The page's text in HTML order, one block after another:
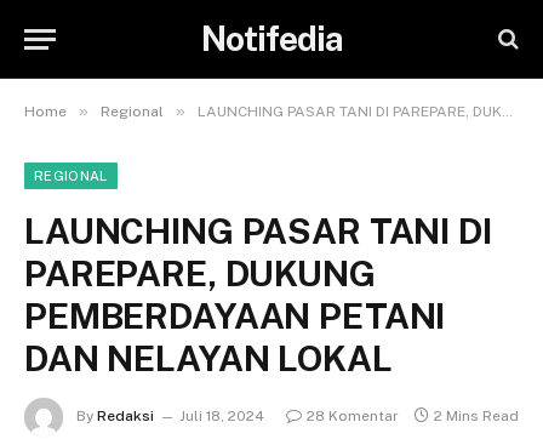
Notifedia
Home » Regional » LAUNCHING PASAR TANI DI PAREPARE, DUKUNG PEMBERDAYAAN PETANI DAN NELAYAN LOKAL
REGIONAL
LAUNCHING PASAR TANI DI
PAREPARE, DUKUNG
PEMBERDAYAAN PETANI
DAN NELAYAN LOKAL
By Redaksi Juli 18, 2024 28 Komentar 2 Mins Read